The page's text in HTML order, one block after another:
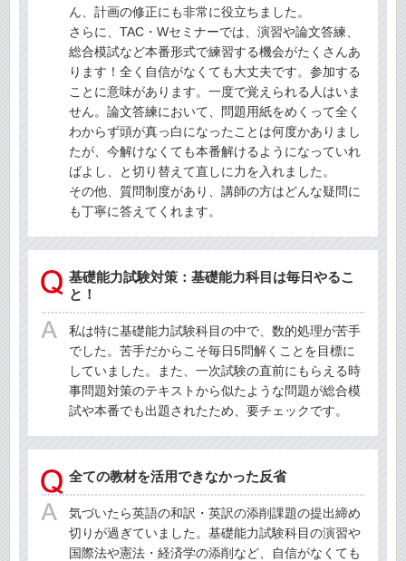
ん、計画の修正にも非常に役立ちました。
さらに、TAC・Wセミナーでは、演習や論文答練、
総合模試など本番形式で練習する機会がたくさんあ
ります！全く自信がなくても大丈夫です。参加する
ことに意味があります。一度で覚えられる人はいま
せん。論文答練において、問題用紙をめくって全く
わからず頭が真っ白になったことは何度かありまし
たが、今解けなくても本番解けるようになっていれ
ばよし、と切り替えて直しに力を入れました。
その他、質問制度があり、講師の方はどんな疑問に
も丁寧に答えてくれます。
基礎能力試験対策：基礎能力科目は毎日やるこ
と！
私は特に基礎能力試験科目の中で、数的処理が苦手
でした。苦手だからこそ毎日5問解くことを目標に
していました。また、一次試験の直前にもらえる時
事問題対策のテキストから似たような問題が総合模
試や本番でも出題されたため、要チェックです。
全ての教材を活用できなかった反省
気づいたら英語の和訳・英訳の添削課題の提出締め
切りが過ぎていました。基礎能力試験科目の演習や
国際法や憲法・経済学の添削など、自信がなくても